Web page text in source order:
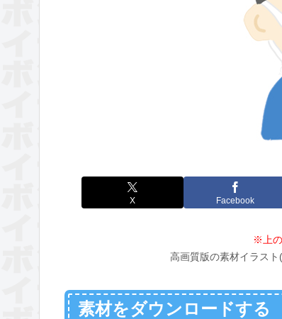
X Facebook
※上の
高画質版の素材イラスト
素材をダウンロードする